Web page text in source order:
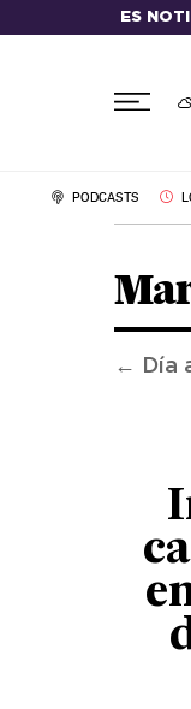
ES
PODCASTS
← Día